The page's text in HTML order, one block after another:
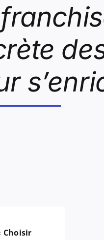
Choisir